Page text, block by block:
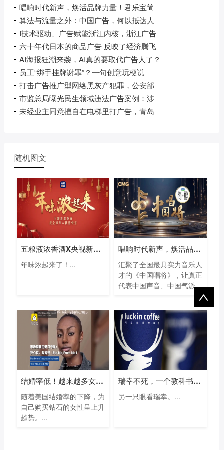
唱响时代新声，焕活品牌力量！君乐宝简
算法与流量之外：中国广告，何以抵达人
I技术驱动、广告赋能浙江内核，浙江广告
六十年代日本的商品广告 反映了经济腾飞
AI海报狂潮来袭，AI真的要取代广告人了？
员工“绑手挂牌谢罪”？一句创意玩梗说
打击广告推广型网络黑灰产犯罪，公安部
市监总局曝光民生领域违法广告案例：涉
未经业主同意擅自在电梯里打广告，青岛
随机图文
五粮液浓香酒X央视新闻贺岁视频，与十四
年味浓起来了！...
唱响时代新声，焕活品牌力量！君乐宝简
汇聚了全国最具实力音乐人
才的《中国唱将》，让真正
代表中国声音、中国气派...
结婚率低！越来越多女性自己买钻石，钻
随着美国结婚率的下降，为
自己购买钻石的女性呈上升
趋势。...
瑞幸不死，一个教科书级样本！
另一只眼看瑞幸。...